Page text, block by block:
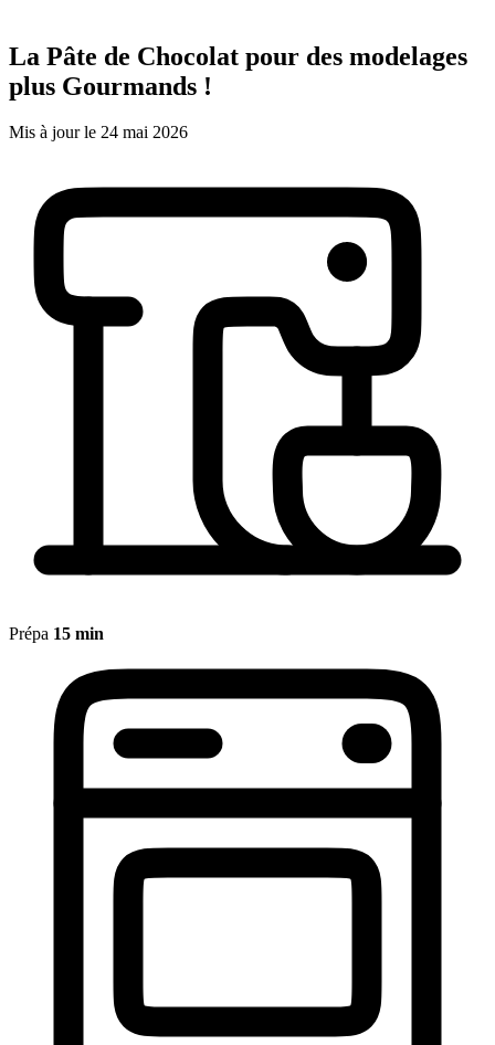
La Pâte de Chocolat pour des modelages
plus Gourmands !
Mis à jour le 24 mai 2026
Prépa 15 min